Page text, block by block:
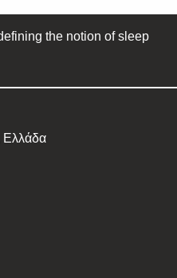
the notion of sleep
Ελλάδα